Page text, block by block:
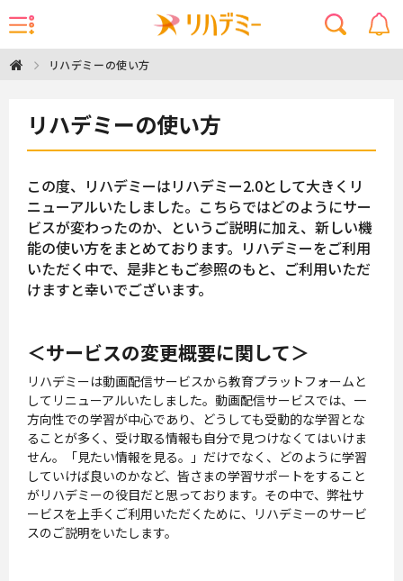
リハデミーの使い方
リハデミーの使い方
この度、リハデミーはリハデミー2.0として大きくリ
ニューアルいたしました。こちらではどのようにサー
ビスが変わったのか、というご説明に加え、新しい機
能の使い方をまとめております。リハデミーをご利用
いただく中で、是非ともご参照のもと、ご利用いただ
けますと幸いでございます。
＜サービスの変更概要に関して＞
リハデミーは動画配信サービスから教育プラットフォームと
してリニューアルいたしました。動画配信サービスでは、一
方向性での学習が中心であり、どうしても受動的な学習とな
ることが多く、受け取る情報も自分で見つけなくてはいけま
せん。「見たい情報を見る。」だけでなく、どのように学習
していけば良いのかなど、皆さまの学習サポートをすること
がリハデミーの役目だと思っております。その中で、弊社サ
ービスを上手くご利用いただくために、リハデミーのサービ
スのご説明をいたします。